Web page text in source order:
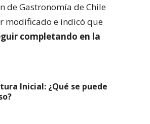
de Gastronomía de Chile
modificado e indicó que
completando en la
Inicial: ¿Qué se puede